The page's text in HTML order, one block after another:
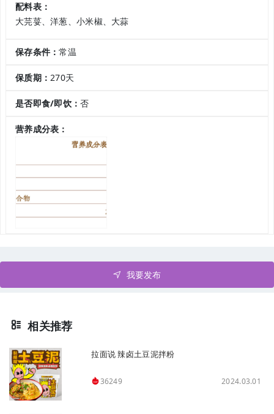
配料表：
大芫荽、洋葱、小米椒、大蒜
保存条件：常温
保质期：270天
是否即食/即饮：否
营养成分表：
我要发布
相关推荐
拉面说 辣卤土豆泥拌粉
36249 2024.03.01